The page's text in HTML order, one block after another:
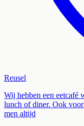
Reusel
Wij hebben een eetcafé
lunch of diner. Ook
men altijd